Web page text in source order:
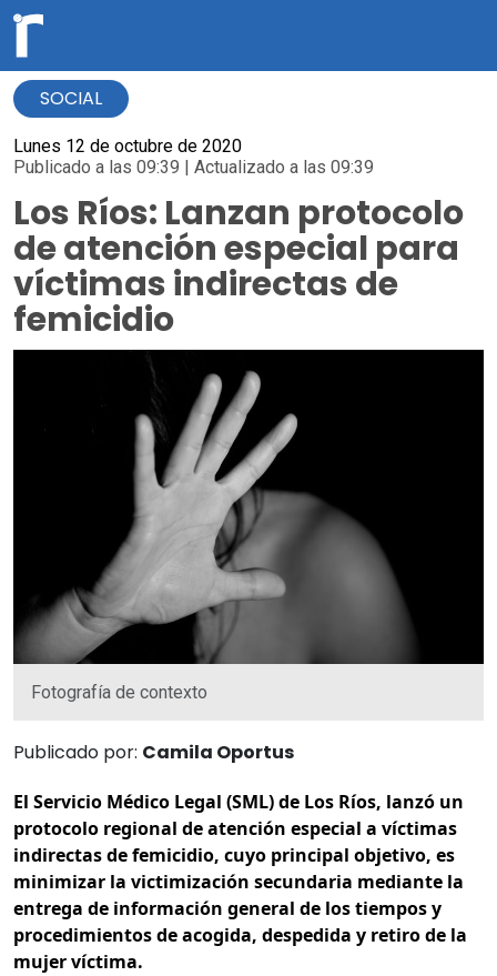
SOCIAL
Lunes 12 de octubre de 2020
Publicado a las 09:39 | Actualizado a las 09:39
Los Ríos: Lanzan protocolo
de atención especial para
víctimas indirectas de
femicidio
Fotografía de contexto
Publicado por: Camila Oportus
El Servicio Médico Legal (SML) de Los Ríos, lanzó un
protocolo regional de atención especial a víctimas
indirectas de femicidio, cuyo principal objetivo, es
minimizar la victimización secundaria mediante la
entrega de información general de los tiempos y
procedimientos de acogida, despedida y retiro de la
mujer víctima.